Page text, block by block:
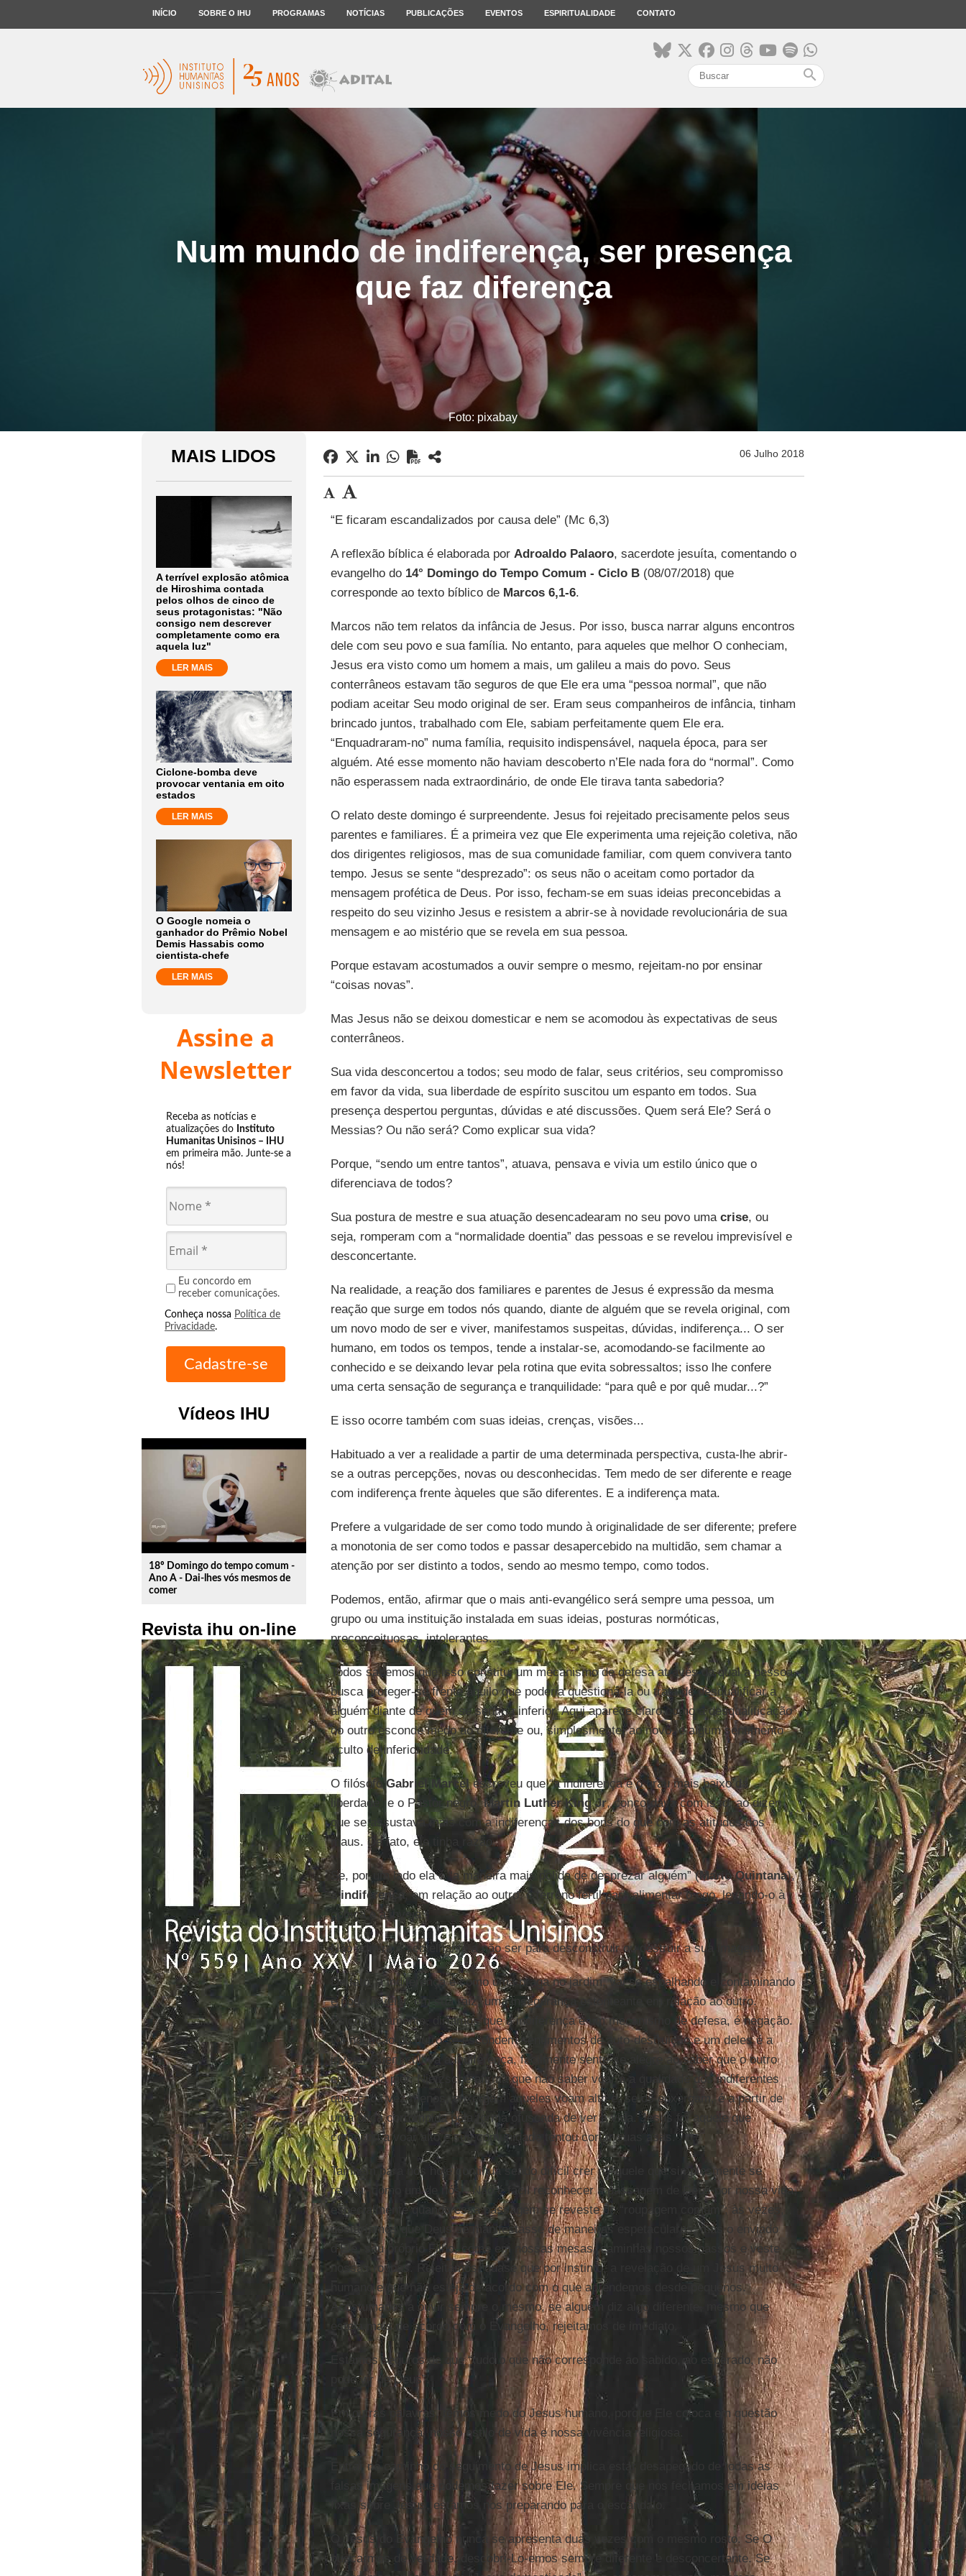
INÍCIO SOBRE O IHU PROGRAMAS NOTÍCIAS PUBLICAÇÕES EVENTOS ESPIRITUALIDADE CONTATO
search
Num mundo de indiferença, ser presença
que faz diferença
Foto: pixabay
MAIS LIDOS
A terrível explosão atômica
de Hiroshima contada
pelos olhos de cinco de
seus protagonistas: "Não
consigo nem descrever
completamente como era
aquela luz"
LER MAIS
Ciclone-bomba deve
provocar ventania em oito
estados
LER MAIS
O Google nomeia o
ganhador do Prêmio Nobel
Demis Hassabis como
cientista-chefe
LER MAIS
Assine a
Newsletter
Receba as notícias e
atualizações do Instituto
Humanitas Unisinos – IHU
em primeira mão. Junte-se a
nós!
Eu concordo em
receber comunicações.
Conheça nossa Política de
Privacidade.
Vídeos IHU
play_circle_outline
18º Domingo do tempo comum -
Ano A - Dai-lhes vós mesmos de
comer
Revista ihu on-line
06 Julho 2018
“E ficaram escandalizados por causa dele” (Mc 6,3)
A reflexão bíblica é elaborada por Adroaldo Palaoro, sacerdote jesuíta, comentando o
evangelho do 14° Domingo do Tempo Comum - Ciclo B(08/07/2018) que
corresponde ao texto bíblico deMarcos 6,1-6.
Marcos não tem relatos da infância de Jesus. Por isso, busca narrar alguns encontros
dele com seu povo e sua família. No entanto, para aqueles que melhor O conheciam,
Jesus era visto como um homem a mais, um galileu a mais do povo. Seus
conterrâneos estavam tão seguros de que Ele era uma “pessoa normal”, que não
podiam aceitar Seu modo original de ser. Eram seus companheiros de infância, tinham
brincado juntos, trabalhado com Ele, sabiam perfeitamente quem Ele era.
“Enquadraram-no” numa família, requisito indispensável, naquela época, para ser
alguém. Até esse momento não haviam descoberto n’Ele nada fora do “normal”. Como
não esperassem nada extraordinário, de onde Ele tirava tanta sabedoria?
O relato deste domingo é surpreendente. Jesus foi rejeitado precisamente pelos seus
parentes e familiares. É a primeira vez que Ele experimenta uma rejeição coletiva, não
dos dirigentes religiosos, mas de sua comunidade familiar, com quem convivera tanto
tempo. Jesus se sente “desprezado”: os seus não o aceitam como portador da
mensagem profética de Deus. Por isso, fecham-se em suas ideias preconcebidas a
respeito do seu vizinho Jesus e resistem a abrir-se à novidade revolucionária de sua
mensagem e ao mistério que se revela em sua pessoa.
Porque estavam acostumados a ouvir sempre o mesmo, rejeitam-no por ensinar
“coisas novas”.
Mas Jesus não se deixou domesticar e nem se acomodou às expectativas de seus
conterrâneos.
Sua vida desconcertou a todos; seu modo de falar, seus critérios, seu compromisso
em favor da vida, sua liberdade de espírito suscitou um espanto em todos. Sua
presença despertou perguntas, dúvidas e até discussões. Quem será Ele? Será o
Messias? Ou não será? Como explicar sua vida?
Porque, “sendo um entre tantos”, atuava, pensava e vivia um estilo único que o
diferenciava de todos?
Sua postura de mestre e sua atuação desencadearam no seu povo uma crise, ou
seja, romperam com a “normalidade doentia” das pessoas e se revelou imprevisível e
desconcertante.
Na realidade, a reação dos familiares e parentes de Jesus é expressão da mesma
reação que surge em todos nós quando, diante de alguém que se revela original, com
um novo modo de ser e viver, manifestamos suspeitas, dúvidas, indiferença... O ser
humano, em todos os tempos, tende a instalar-se, acomodando-se facilmente ao
conhecido e se deixando levar pela rotina que evita sobressaltos; isso lhe confere
uma certa sensação de segurança e tranquilidade: “para quê e por quê mudar...?”
E isso ocorre também com suas ideias, crenças, visões...
Habituado a ver a realidade a partir de uma determinada perspectiva, custa-lhe abrir-
se a outras percepções, novas ou desconhecidas. Tem medo de ser diferente e reage
com indiferença frente àqueles que são diferentes. E a indiferença mata.
Prefere a vulgaridade de ser como todo mundo à originalidade de ser diferente; prefere
a monotonia de ser como todos e passar desapercebido na multidão, sem chamar a
atenção por ser distinto a todos, sendo ao mesmo tempo, como todos.
Podemos, então, afirmar que o mais anti-evangélico será sempre uma pessoa, um
grupo ou uma instituição instalada em suas ideias, posturas normóticas,
preconceituosas, intolerantes...
Todos sabemos que isso constitui um mecanismo de defesa através da qual a pessoa
busca proteger-se frente àquilo que poderia questioná-la ou trata de desqualificar a
alguém diante de quem se sentiria inferior. Aqui aparece claro como a desqualificação
do outro esconde medo ao diferente ou, simplesmente, ao novo, e algum sentimento
oculto de inferioridade.
O filósofo Gabriel Marcelescreveu que “a indiferença é o grau mais baixo da
liberdade” e o Pastor negro,Martin Luther King Jr, concordava com isso, ao dizer
que se assustava mais com a indiferenças dos bons do que com as atitudes dos
maus. De fato, ele tinha razão.
Se, por um lado ela é “a maneira mais polida de desprezar alguém” (Mario Quintana),
aindiferença , em relação ao outro, é terreno fértil para alimentar o ego, levando-o à
cobiça e à inveja.
Não admira o semelhante a não ser para desconstruir ou destruir a sua imagem.
De fato, a indiferença é como uma praga no jardim, vai se espalhando e contaminando
e pode revelar, em sua raiz, uma insegurança estonteante em relação ao outro.
Psicologicamente, diríamos que a indiferença é um mecanismo de defesa, é negação.
Na negação do outro se escondem sentimentos de auto-destruição e um deles é a
inveja. Quem cultiva a indiferença, facilmente sente-se alegre ao saber que o outro
está numa pior. Nietzsche afirma que não saber voar é a qualidade dos indiferentes
que, cada vez menos, enxergam aqueles voam alto e, se os enxergam, é a partir de
uma ótica corrompida pela forma ofuscada de ver a vida. Jesus foi aquele que
começou a voar alto e sua comunidade tentou cortar suas asas.
Também para nós hoje continua sendo difícil crer n’Aquele que simplesmente se
revela “como um de nós”. Não é fácil reconhecer a passagem de Deus por nossa vida,
especialmente quando essa passagem se reveste de “roupagem comum”; às vezes,
gostaríamos que Deus se manifestasse de maneiras espetaculares, mas o enviado
d’Ele, seu próprio Filho, come em nossas mesas, caminhas nossos passos e veste
nossas roupas. Rejeitamos, quase que por instinto, a revelação de um Jesus muito
humano e que não esteja de acordo com o que aprendemos desde pequenos.
Acostumados a ouvir sempre o mesmo, se alguém diz algo diferente, mesmo que
esteja mais de acordo com o Evangelho, rejeitamos de imediato.
Estamos seguros de que “tudo o que não corresponde ao sabido, ao esperado, não
pode vir de Deus”.
Em outras palavras, temos medo do Jesus humano, porque Ele coloca em questão
nossa segurança, nosso estilo de vida e nossa vivência religiosa.
Entrar no caminho do seguimento de Jesus implica estar desapegado de todas as
falsas imagens que podemos fazer sobre Ele. Sempre que nos fechamos em ideias
fixas sobre Jesus, estamos nos preparando para o escândalo.
O Jesus do Evangelho nunca se apresenta duas vezes com o mesmo rosto. Se O
buscarmos de verdade, descobri-Lo-emos sempre diferente e desconcertante. Se